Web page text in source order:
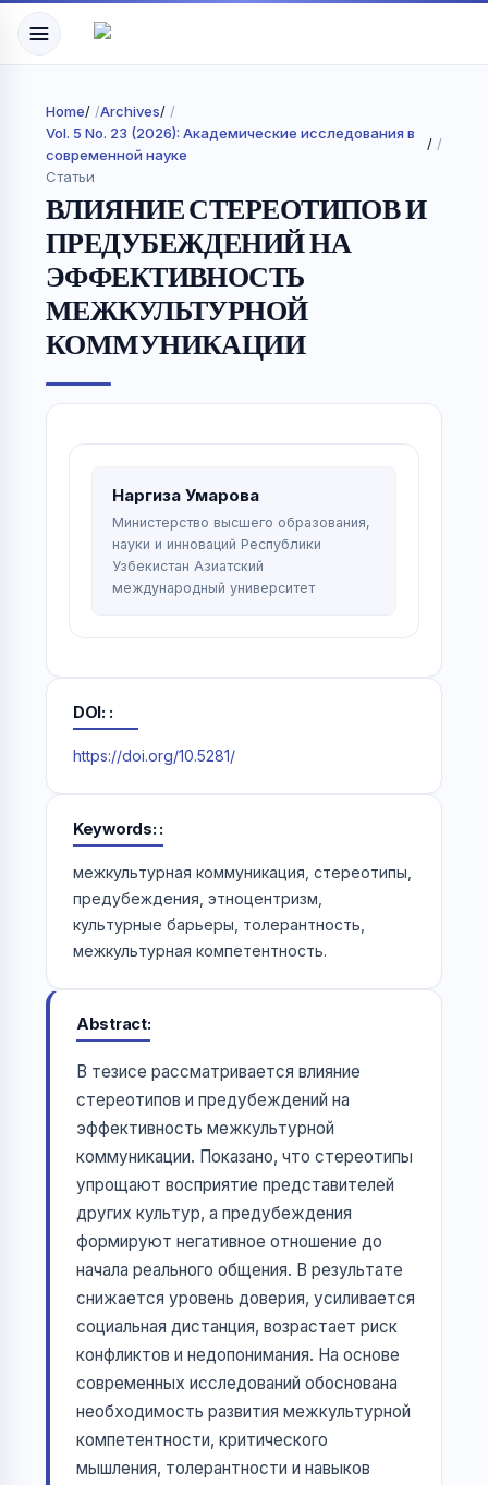
Home/ Archives/
Vol. 5 No. 23 (2026): Академические исследования в
современной науке
/
Статьи
ВЛИЯНИЕ СТЕРЕОТИПОВ И
ПРЕДУБЕЖДЕНИЙ НА
ЭФФЕКТИВНОСТЬ
МЕЖКУЛЬТУРНОЙ
КОММУНИКАЦИИ
Наргиза Умарова
Министерство высшего образования,
науки и инноваций Республики
Узбекистан Азиатский
международный университет
DOI:
https://doi.org/10.5281/
Keywords:
межкультурная коммуникация, стереотипы,
предубеждения, этноцентризм,
культурные барьеры, толерантность,
межкультурная компетентность.
Abstract
В тезисе рассматривается влияние
стереотипов и предубеждений на
эффективность межкультурной
коммуникации. Показано, что стереотипы
упрощают восприятие представителей
других культур, а предубеждения
формируют негативное отношение до
начала реального общения. В результате
снижается уровень доверия, усиливается
социальная дистанция, возрастает риск
конфликтов и недопонимания. На основе
современных исследований обоснована
необходимость развития межкультурной
компетентности, критического
мышления, толерантности и навыков